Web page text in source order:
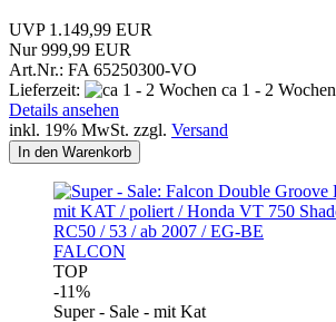
UVP 1.149,99 EUR
Nur 999,99 EUR
Art.Nr.: FA 65250300-VO
Lieferzeit:
ca 1 - 2 Wochen
Details ansehen
inkl. 19% MwSt. zzgl. Versand
In den Warenkorb
FALCON
TOP
-11%
Super - Sale - mit Kat